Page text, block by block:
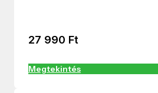
27 990 Ft
Megtekintés